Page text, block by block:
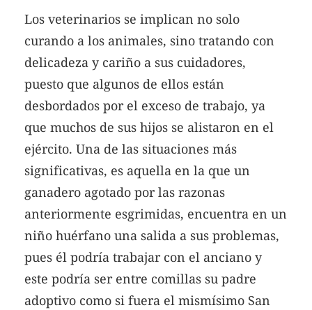
Los veterinarios se implican no solo
curando a los animales, sino tratando con
delicadeza y cariño a sus cuidadores,
puesto que algunos de ellos están
desbordados por el exceso de trabajo, ya
que muchos de sus hijos se alistaron en el
ejército. Una de las situaciones más
significativas, es aquella en la que un
ganadero agotado por las razonas
anteriormente esgrimidas, encuentra en un
niño huérfano una salida a sus problemas,
pues él podría trabajar con el anciano y
este podría ser entre comillas su padre
adoptivo como si fuera el mismísimo San